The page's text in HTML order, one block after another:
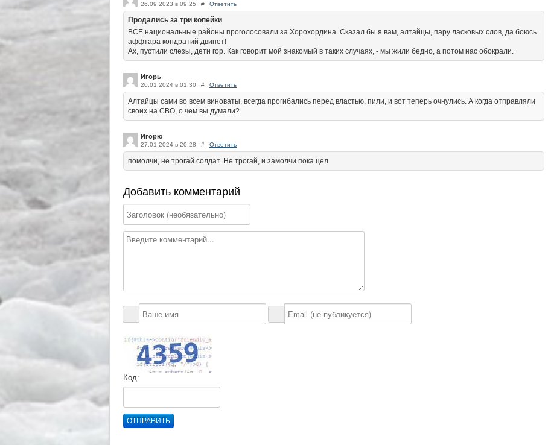
26.09.2023 в 09:25 # Ответить
Продались за три копейки
ВСЕ национальные районы проголосовали за Хорохордина. Сказал бы я вам, алтайцы, пару ласковых слов, да боюсь
аффтара кондратий двинет!
Ах, пустили слезы, дети гор. Как говорит мой знакомый в таких случаях, - мы жили бедно, а потом нас обокрали.
Игорь
20.01.2024 в 01:30 # Ответить
Алтайцы сами во всем виноваты, всегда прогибались перед властью, пили, и вот теперь очнулись. А когда отправляли
своих на СВО, о чем вы думали?
Игорю
27.01.2024 в 20:28 # Ответить
помолчи, не трогай солдат. Не трогай, и замолчи пока цел
Добавить комментарий
Код:
ОТПРАВИТЬ